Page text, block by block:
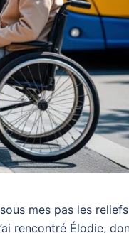
mes pas les reliefs
rencontré Élodie,